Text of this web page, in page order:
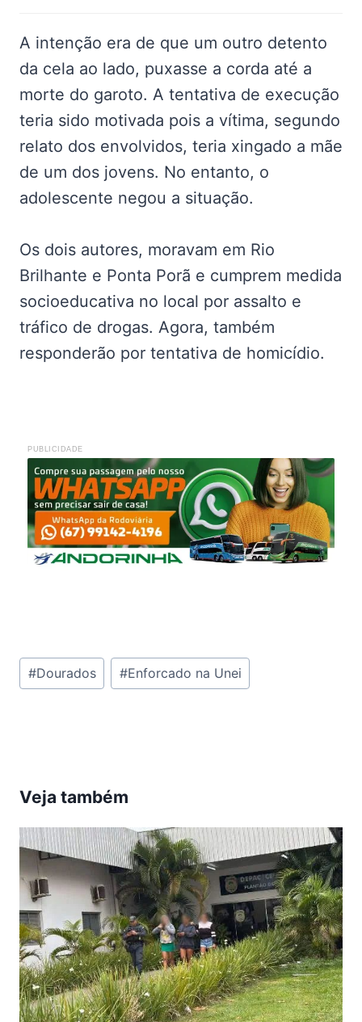
A intenção era de que um outro detento
da cela ao lado, puxasse a corda até a
morte do garoto. A tentativa de execução
teria sido motivada pois a vítima, segundo
relato dos envolvidos, teria xingado a mãe
de um dos jovens. No entanto, o
adolescente negou a situação.
Os dois autores, moravam em Rio
Brilhante e Ponta Porã e cumprem medida
socioeducativa no local por assalto e
tráfico de drogas. Agora, também
responderão por tentativa de homicídio.
PUBLICIDADE
Tags
do
#Dourados #Enforcado na Unei
Veja também